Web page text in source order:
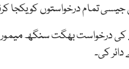
تمام درخواستوں کو یکجا
درخواست بھگت سنگھ
کی۔